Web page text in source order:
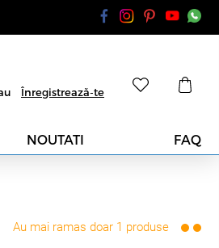
Înregistrează-te
NOUTATI FAQ
Au mai ramas doar 1 produse